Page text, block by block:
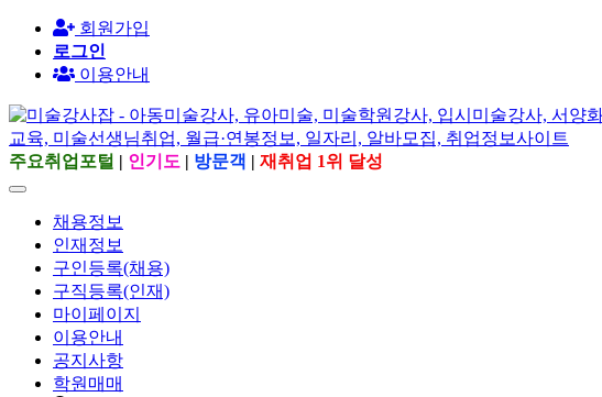
회원가입
로그인
이용안내
주요취업포털 | 인기도 | 방문객 | 재취업 1위 달성
채용정보
인재정보
구인등록(채용)
구직등록(인재)
마이페이지
이용안내
공지사항
학원매매